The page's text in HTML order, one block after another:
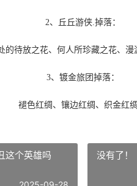
2、丘丘游侠.掉落：
的待放之花、何人所珍藏之花、漫
3、镀金旅团掉落：
褪色红绸、镶边红绸、织金红绸
这个英雄吗 没有了！